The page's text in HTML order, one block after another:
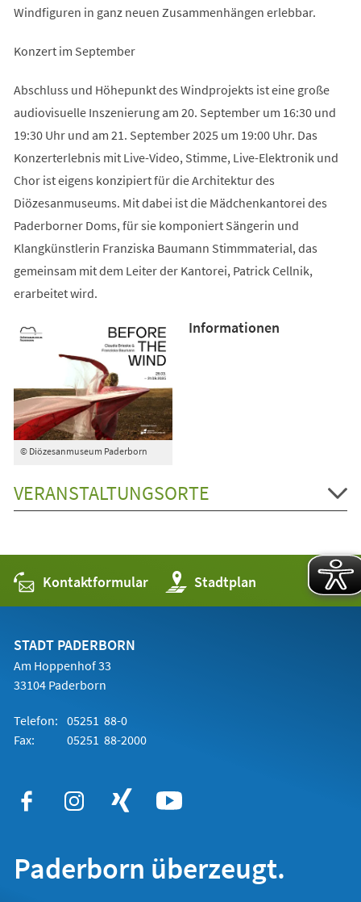
Windfiguren in ganz neuen Zusammenhängen erlebbar.
Konzert im September
Abschluss und Höhepunkt des Windprojekts ist eine große
audiovisuelle Inszenierung am 20. September um 16:30 und
19:30 Uhr und am 21. September 2025 um 19:00 Uhr. Das
Konzerterlebnis mit Live-Video, Stimme, Live-Elektronik und
Chor ist eigens konzipiert für die Architektur des
Diözesanmuseums. Mit dabei ist die Mädchenkantorei des
Paderborner Doms, für sie komponiert Sängerin und
Klangkünstlerin Franziska Baumann Stimmmaterial, das
gemeinsam mit dem Leiter der Kantorei, Patrick Cellnik,
erarbeitet wird.
© Diözesanmuseum Paderborn
Informationen
VERANSTALTUNGSORTE
Kontaktformular Stadtplan
(Öffnet
in
einem
STADT PADERBORN
Am Hoppenhof 33
33104 Paderborn
Telefon: 05251 88-0
Fax:
05251 88-2000
Paderborn überzeugt.